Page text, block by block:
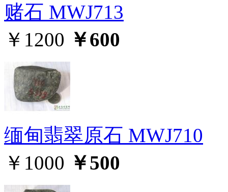
赌石 MWJ713
￥1200 ￥600
缅甸翡翠原石 MWJ710
￥1000 ￥500